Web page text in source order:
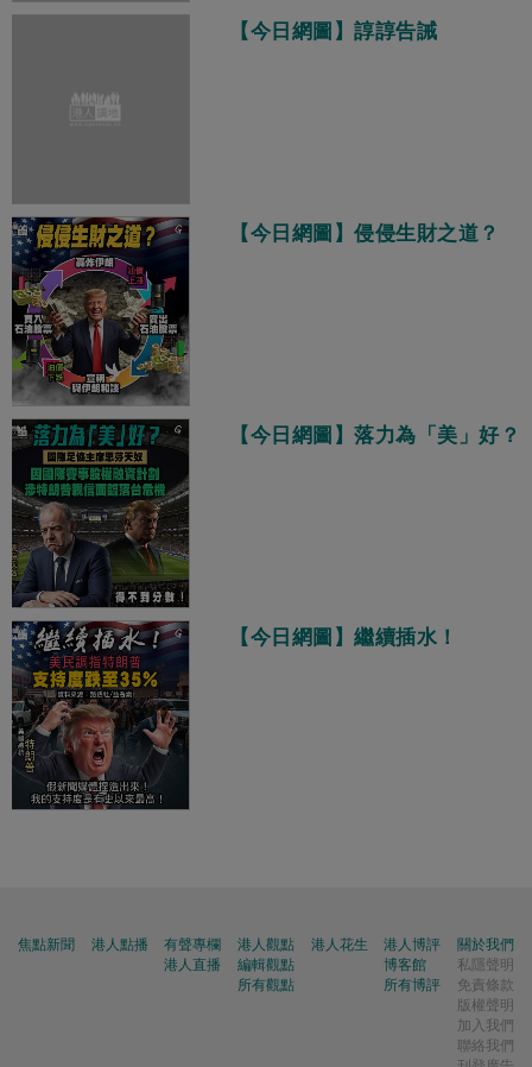
【今日網圖】諄諄告誡
【今日網圖】侵侵生財之道？
【今日網圖】落力為「美」好？
【今日網圖】繼續插水！
焦點新聞 港人點播
有聲專欄
港人直播
港人觀點
編輯觀點
所有觀點
港人花生
港人博評
博客館
所有博評
關於我們
私隱聲明
免責條款
版權聲明
加入我們
聯絡我們